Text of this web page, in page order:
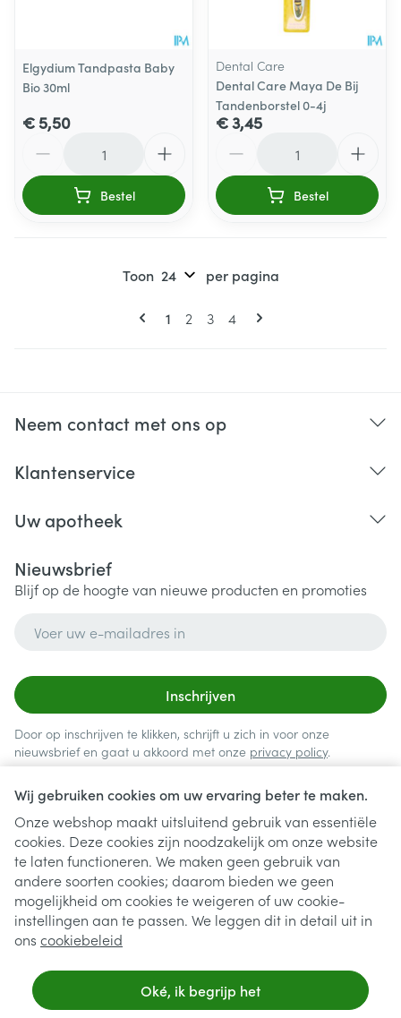
Wij gebruiken cookies om uw ervaring beter te maken.
Onze webshop maakt uitsluitend gebruik van essentiële
cookies. Deze cookies zijn noodzakelijk om onze website
te laten functioneren. We maken geen gebruik van
andere soorten cookies; daarom bieden we geen
mogelijkheid om cookies te weigeren of uw cookie-
instellingen aan te passen. We leggen dit in detail uit in
ons cookiebeleid
Oké, ik begrijp het
Elgydium Tandpasta Baby
Bio 30ml
€ 5,50
Bestel
Dental Care
Dental Care Maya De Bij
Tandenborstel 0-4j
€ 3,45
Bestel
Pagina's
U lees momenteel pagina
1 Pagina
2 Pagina
3 Pagina
4
Toon per pagina
Neem contact met ons op
Klantenservice
Uw apotheek
Nieuwsbrief
Blijf op de hoogte van nieuwe producten en promoties
Inschrijven
Door op inschrijven te klikken, schrijft u zich in voor onze
nieuwsbrief en gaat u akkoord met onze privacy policy.
Juridische links